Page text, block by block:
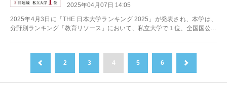
2025年04月07日 14:05
2025年4月3日に「THE 日本大学ランキング 2025」が発表され、本学は、
分野別ランキング「教育リソース」において、私立大学で１位、全国国公私
2 3 4 5 6